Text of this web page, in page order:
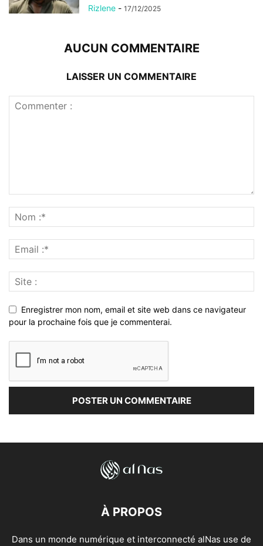
Rizlene - 17/12/2025
AUCUN COMMENTAIRE
LAISSER UN COMMENTAIRE
Enregistrer mon nom, email et site web dans ce navigateur
pour la prochaine fois que je commenterai.
À PROPOS
Dans un monde numérique et interconnecté alNas use de